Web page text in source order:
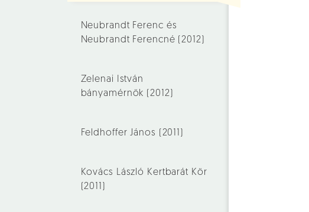
Neubrandt Ferenc és
Neubrandt Ferencné (2012)
Zelenai István
bányamérnök (2012)
Feldhoffer János (2011)
Kovács László Kertbarát Kör
(2011)